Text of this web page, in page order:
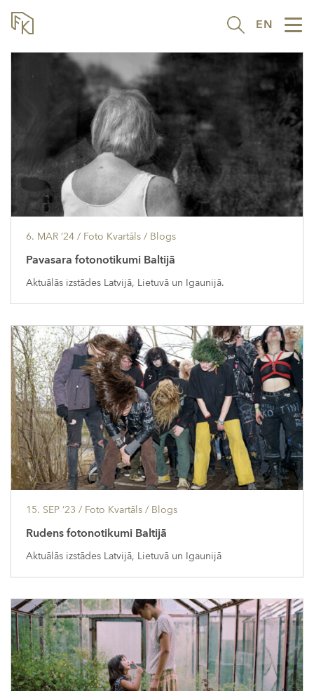
EN
6. MAR ’24 / Foto Kvartāls / Blogs
Pavasara fotonotikumi Baltijā
Aktuālās izstādes Latvijā, Lietuvā un Igaunijā.
15. SEP ’23 / Foto Kvartāls / Blogs
Rudens fotonotikumi Baltijā
Aktuālās izstādes Latvijā, Lietuvā un Igaunijā